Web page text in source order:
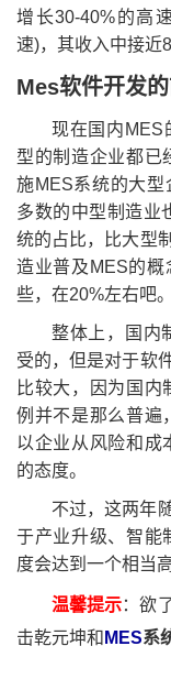
增长30-40%的高
速)，其收入中接近
Mes软件开发
现在国内MES
型的制造企业都已
施MES系统的大型
多数的中型制造业
统的占比，比大型
造业普及MES的
些，在20%左右吧。
整体上，国内
受的，但是对于软
比较大，因为国内
例并不是那么普遍
以企业从风险和成
的态度。
不过，这两年
于产业升级、智能
度会达到一个相当
温馨提示：欲
击乾元坤和 MES系